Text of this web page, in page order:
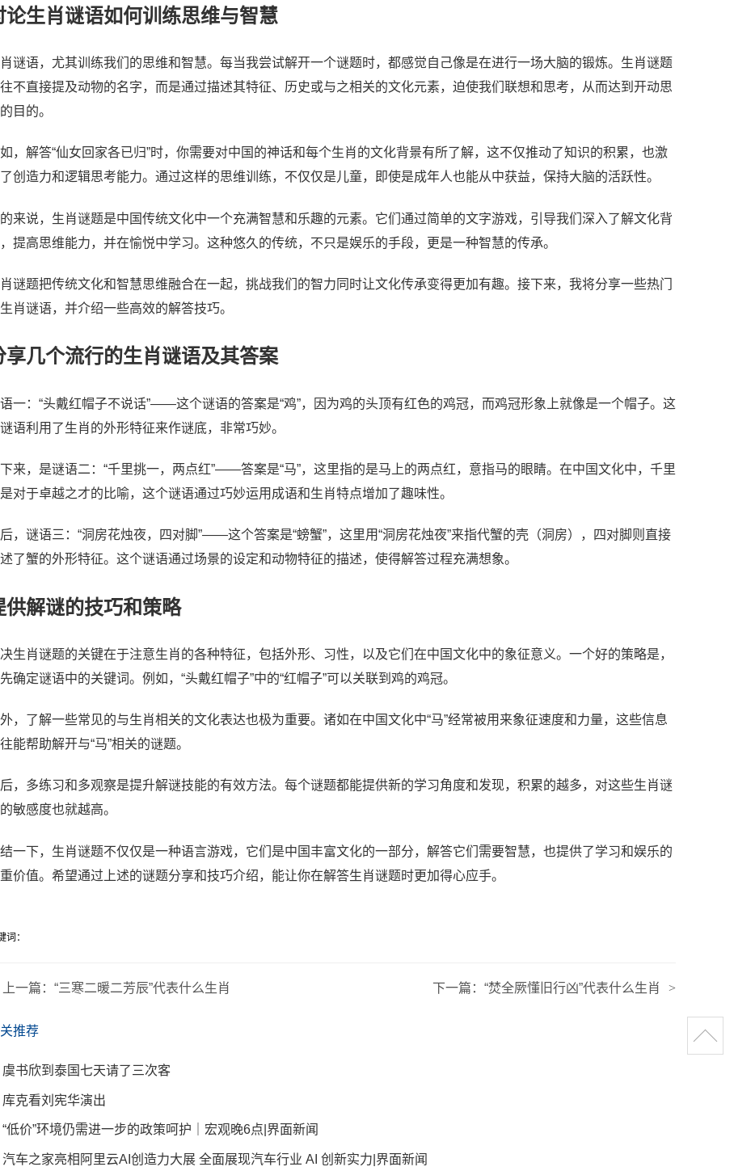
论生肖谜语如何训练思维与智慧
谜语，尤其训练我们的思维和智慧。每当我尝试解开一个谜题时，都感觉自己像是在进行一场大脑的锻炼。生肖谜题
不直接提及动物的名字，而是通过描述其特征、历史或与之相关的文化元素，迫使我们联想和思考，从而达到开动思
目的。
，解答“仙女回家各已归”时，你需要对中国的神话和每个生肖的文化背景有所了解，这不仅推动了知识的积累，也激
创造力和逻辑思考能力。通过这样的思维训练，不仅仅是儿童，即使是成年人也能从中获益，保持大脑的活跃性。
来说，生肖谜题是中国传统文化中一个充满智慧和乐趣的元素。它们通过简单的文字游戏，引导我们深入了解文化背
提高思维能力，并在愉悦中学习。这种悠久的传统，不只是娱乐的手段，更是一种智慧的传承。
谜题把传统文化和智慧思维融合在一起，挑战我们的智力同时让文化传承变得更加有趣。接下来，我将分享一些热门
肖谜语，并介绍一些高效的解答技巧。
享几个流行的生肖谜语及其答案
一：“头戴红帽子不说话”——这个谜语的答案是“鸡”，因为鸡的头顶有红色的鸡冠，而鸡冠形象上就像是一个帽子。这
语利用了生肖的外形特征来作谜底，非常巧妙。
来，是谜语二：“千里挑一，两点红”——答案是“马”，这里指的是马上的两点红，意指马的眼睛。在中国文化中，千里
对于卓越之才的比喻，这个谜语通过巧妙运用成语和生肖特点增加了趣味性。
，谜语三：“洞房花烛夜，四对脚”——这个答案是“螃蟹”，这里用“洞房花烛夜”来指代蟹的壳（洞房），四对脚则直接
了蟹的外形特征。这个谜语通过场景的设定和动物特征的描述，使得解答过程充满想象。
供解谜的技巧和策略
生肖谜题的关键在于注意生肖的各种特征，包括外形、习性，以及它们在中国文化中的象征意义。一个好的策略是，
确定谜语中的关键词。例如，“头戴红帽子”中的“红帽子”可以关联到鸡的鸡冠。
，了解一些常见的与生肖相关的文化表达也极为重要。诸如在中国文化中“马”经常被用来象征速度和力量，这些信息
能帮助解开与“马”相关的谜题。
，多练习和多观察是提升解谜技能的有效方法。每个谜题都能提供新的学习角度和发现，积累的越多，对这些生肖谜
敏感度也就越高。
一下，生肖谜题不仅仅是一种语言游戏，它们是中国丰富文化的一部分，解答它们需要智慧，也提供了学习和娱乐的
价值。希望通过上述的谜题分享和技巧介绍，能让你在解答生肖谜题时更加得心应手。
词：
上一篇： “三寒二暖二芳辰”代表什么生肖 >
下一篇： “焚全厥懂旧行凶”代表什么生肖
推荐
虞书欣到泰国七天请了三次客
库克看刘宪华演出
“低价”环境仍需进一步的政策呵护｜宏观晚6点|界面新闻
汽车之家亮相阿里云AI创造力大展 全面展现汽车行业 AI 创新实力|界面新闻